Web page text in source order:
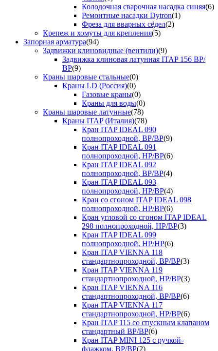
Колодочная сварочная насадка синяя(6)
Ремонтные насадки Dytron(1)
Фреза для вварных сёдел(2)
Крепеж и хомуты для крепления(5)
Запорная арматура(94)
Задвижки клиновидные (вентили)(9)
Задвижка клиновая латунная ITAP 156 ВР/
ВР(9)
Краны шаровые стальные(0)
Краны LD (Россия)(0)
Газовые краны(0)
Краны для воды(0)
Краны шаровые латунные(78)
Краны ITAP (Италия)(78)
Кран ITAP IDEAL 090
полнопроходной, ВР/ВР(9)
Кран ITAP IDEAL 091
полнопроходной, НР/ВР(6)
Кран ITAP IDEAL 092
полнопроходной, ВР/ВР(4)
Кран ITAP IDEAL 093
полнопроходной, НР/ВР(4)
Кран со сгоном ITAP IDEAL 098
полнопроходной, НР/ВР(6)
Кран угловой со сгоном ITAP IDEAL
298 полнопроходной, НР/ВР(3)
Кран ITAP IDEAL 099
полнопроходной, НР/НР(6)
Кран ITAP VIENNA 118
стандартнопроходной, ВР/ВР(3)
Кран ITAP VIENNA 119
стандартнопроходной, НР/ВР(3)
Кран ITAP VIENNA 116
стандартнопроходной, ВР/ВР(6)
Кран ITAP VIENNA 117
стандартнопроходной, НР/ВР(6)
Кран ITAP 115 со спускным клапаном
стандартный ВР/ВР(6)
Кран ITAP MINI 125 с ручкой-
флажком, ВР/ВР(2)